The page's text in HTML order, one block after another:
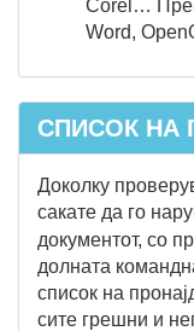
Corel…
Word,
СПИСОК НА
Доколку
сакате да го
документот, со
долната
список на
сите грешни и